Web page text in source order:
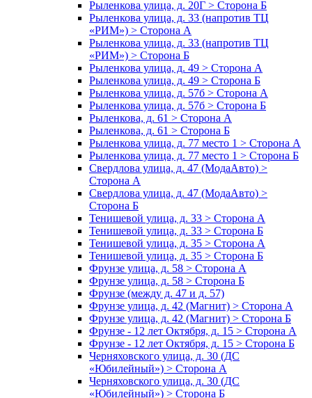
Рыленкова улица, д. 20Г > Сторона Б
Рыленкова улица, д. 33 (напротив ТЦ
«РИМ») > Сторона А
Рыленкова улица, д. 33 (напротив ТЦ
«РИМ») > Сторона Б
Рыленкова улица, д. 49 > Сторона А
Рыленкова улица, д. 49 > Сторона Б
Рыленкова улица, д. 57б > Сторона А
Рыленкова улица, д. 57б > Сторона Б
Рыленкова, д. 61 > Сторона А
Рыленкова, д. 61 > Сторона Б
Рыленкова улица, д. 77 место 1 > Сторона А
Рыленкова улица, д. 77 место 1 > Сторона Б
Свердлова улица, д. 47 (МодаАвто) >
Сторона А
Свердлова улица, д. 47 (МодаАвто) >
Сторона Б
Тенишевой улица, д. 33 > Сторона А
Тенишевой улица, д. 33 > Сторона Б
Тенишевой улица, д. 35 > Сторона А
Тенишевой улица, д. 35 > Сторона Б
Фрунзе улица, д. 58 > Сторона А
Фрунзе улица, д. 58 > Сторона Б
Фрунзе (между д. 47 и д. 57)
Фрунзе улица, д. 42 (Магнит) > Сторона А
Фрунзе улица, д. 42 (Магнит) > Сторона Б
Фрунзе - 12 лет Октября, д. 15 > Сторона А
Фрунзе - 12 лет Октября, д. 15 > Сторона Б
Черняховского улица, д. 30 (ДС
«Юбилейный») > Сторона А
Черняховского улица, д. 30 (ДС
«Юбилейный») > Сторона Б